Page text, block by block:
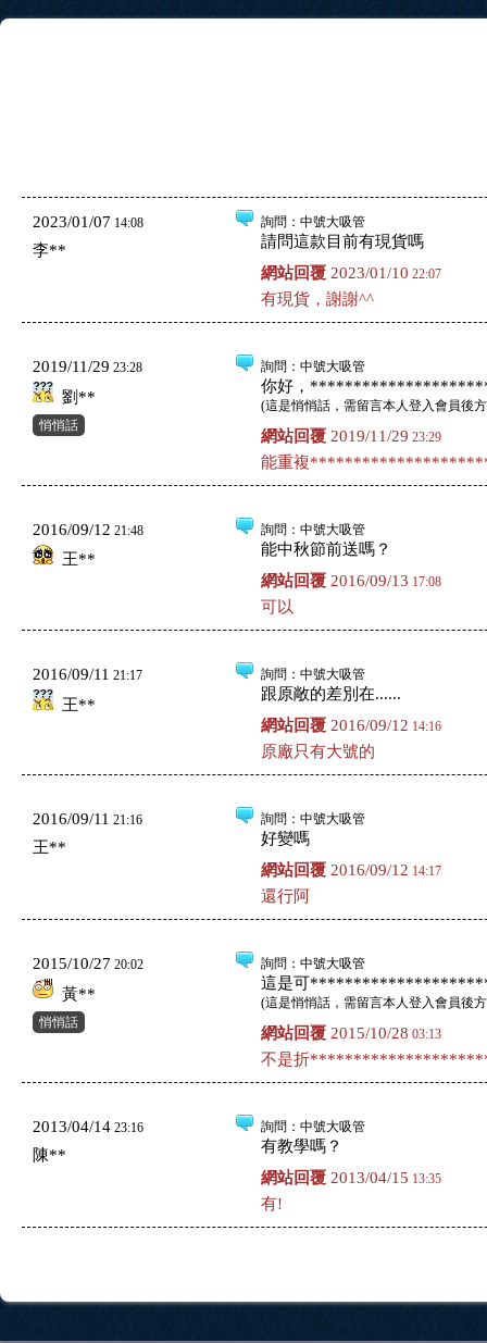
2023/01/07 14:08
李**
詢問 ：中號大吸管
請問這款目前有現貨嗎
網站回覆 2023/01/10 22:07
有現貨，謝謝^^
2019/11/29 23:28
劉**
悄悄話
詢問 ：中號大吸管
你好，
(這是悄悄話，需留言本人登入會員後
網站回覆 2019/11/29 23:29
能重複
2016/09/12 21:48
王**
詢問 ：中號大吸管
能中秋節前送嗎？
網站回覆 2016/09/13 17:08
可以
2016/09/11 21:17
王**
詢問 ：中號大吸管
跟原敞的差別在......
網站回覆 2016/09/12 14:16
原廠只有大號的
2016/09/11 21:16
王**
詢問 ：中號大吸管
好變嗎
網站回覆 2016/09/12 14:17
還行阿
2015/10/27 20:02
黃**
悄悄話
詢問 ：中號大吸管
這是可
(這是悄悄話，需留言本人登入會員後
網站回覆 2015/10/28 03:13
不是折
2013/04/14 23:16
陳**
詢問 ：中號大吸管
有教學嗎？
網站回覆 2013/04/15 13:35
有!